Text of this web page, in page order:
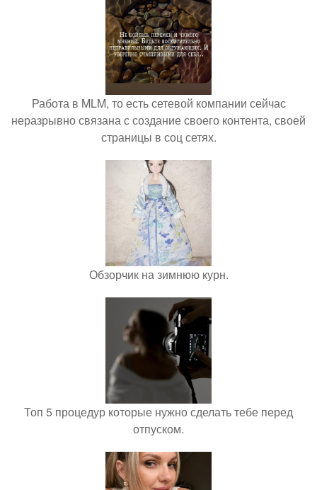
Работа в MLM, то есть сетевой компании сейчас
неразрывно связана с создание своего контента, своей
страницы в соц сетях.
Обзорчик на зимнюю курн.
Топ 5 процедур которые нужно сделать тебе перед
отпуском.